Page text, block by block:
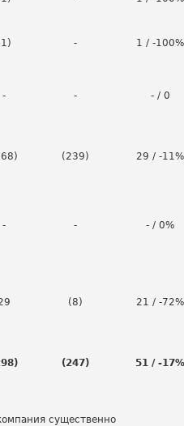
- 1 / -100%
- - - / 0
(239) 29 / -11%
- - - / 0%
(8) 21 / -72%
(247) 51 / -17%
существенно